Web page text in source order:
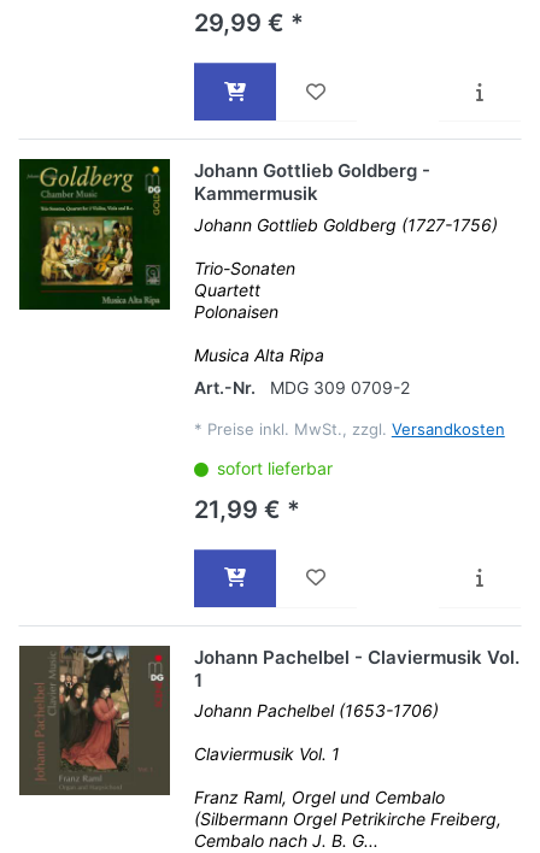
29,99 € *
Johann Gottlieb Goldberg -
Kammermusik
Johann Gottlieb Goldberg (1727-1756)
Trio-Sonaten
Quartett
Polonaisen
Musica Alta Ripa
Art.-Nr.
MDG 309 0709-2
* Preise inkl. MwSt., zzgl. Versandkosten
sofort lieferbar
21,99 € *
Johann Pachelbel - Claviermusik Vol.
1
Johann Pachelbel (1653-1706)
Claviermusik Vol. 1
Franz Raml, Orgel und Cembalo
(Silbermann Orgel Petrikirche Freiberg,
Cembalo nach J. B. G...